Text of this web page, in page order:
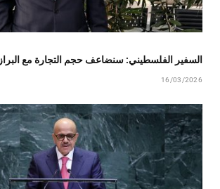
السفير الفلسطيني: سنضاعف حجم التجارة مع
16/03/2026